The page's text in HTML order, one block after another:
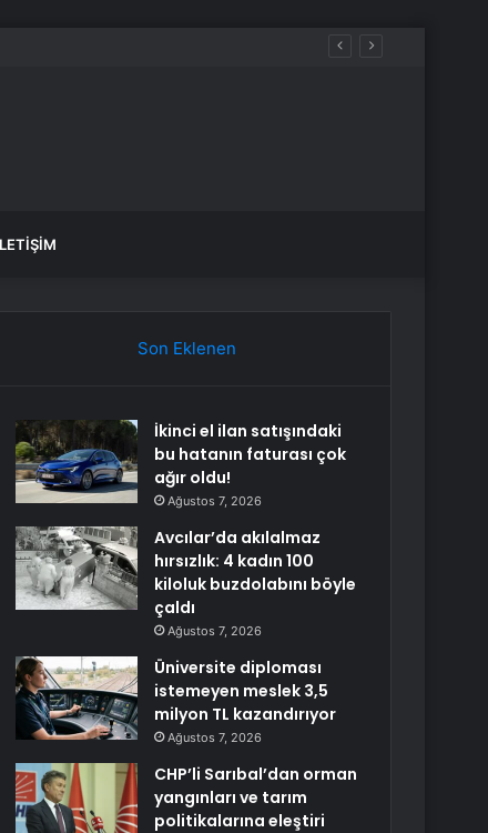
Son Eklenen
İkinci el ilan satışındaki
bu hatanın faturası çok
ağır oldu!
Ağustos 7, 2026
Avcılar’da akılalmaz
hırsızlık: 4 kadın 100
kiloluk buzdolabını böyle
çaldı
Ağustos 7, 2026
Üniversite diploması
istemeyen meslek 3,5
milyon TL kazandırıyor
Ağustos 7, 2026
CHP’li Sarıbal’dan orman
yangınları ve tarım
politikalarına eleştiri